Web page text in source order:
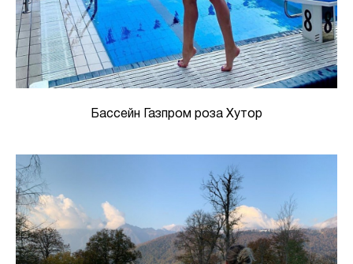
Бассейн Газпром роза Хутор